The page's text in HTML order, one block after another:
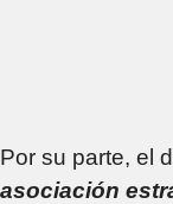
Por su parte, el
asociación